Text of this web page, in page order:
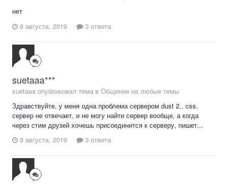
нет
8 августа, 2019
3 ответа
suetaaa***
suetaaa опубликовал тема в Общение на любые темы
Здравствуйте, у меня одна проблема сервером dust 2.. css.
сервер не отвечает, и не могу найти сервер вообще, а когда
через стим друзей хочешь присоединится к серверу, пишет...
8 августа, 2019
3 ответа